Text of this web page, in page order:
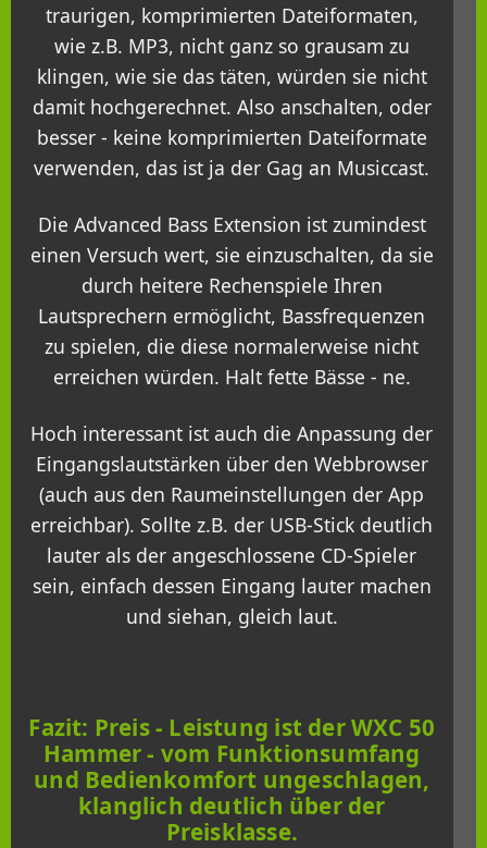
traurigen, komprimierten Dateiformaten,
wie z.B. MP3, nicht ganz so grausam zu
klingen, wie sie das täten, würden sie nicht
damit hochgerechnet. Also anschalten, oder
besser - keine komprimierten Dateiformate
verwenden, das ist ja der Gag an Musiccast.
Die Advanced Bass Extension ist zumindest
einen Versuch wert, sie einzuschalten, da sie
durch heitere Rechenspiele Ihren
Lautsprechern ermöglicht, Bassfrequenzen
zu spielen, die diese normalerweise nicht
erreichen würden. Halt fette Bässe - ne.
Hoch interessant ist auch die Anpassung der
Eingangslautstärken über den Webbrowser
(auch aus den Raumeinstellungen der App
erreichbar). Sollte z.B. der USB-Stick deutlich
lauter als der angeschlossene CD-Spieler
sein, einfach dessen Eingang lauter machen
und siehan, gleich laut.
Fazit: Preis - Leistung ist der WXC 50
Hammer - vom Funktionsumfang
und Bedienkomfort ungeschlagen,
klanglich deutlich über der
Preisklasse.